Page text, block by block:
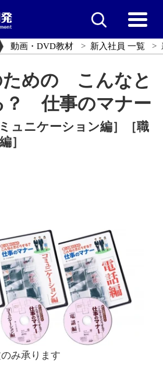
動画・DVD教材 新入社員 一覧
ための こんなと
？ 仕事のマナー
ュニケーション編］［職
］
み承ります